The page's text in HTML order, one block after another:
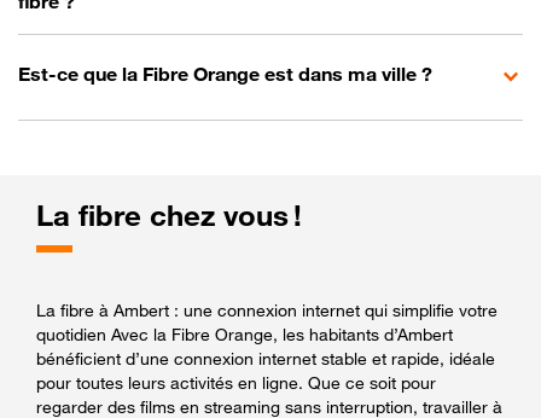
Est-ce que la Fibre Orange est dans ma ville ?
La fibre chez vous !
La fibre à Ambert : une connexion internet qui simplifie votre
quotidien Avec la Fibre Orange, les habitants d’Ambert
bénéficient d’une connexion internet stable et rapide, idéale
pour toutes leurs activités en ligne. Que ce soit pour
regarder des films en streaming sans interruption, travailler à